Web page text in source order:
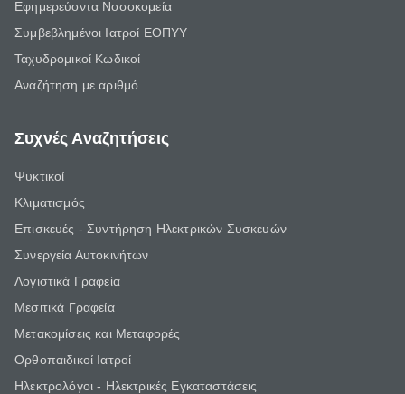
Εφημερεύοντα Νοσοκομεία
Συμβεβλημένοι Ιατροί ΕΟΠΥΥ
Ταχυδρομικοί Κωδικοί
Αναζήτηση με αριθμό
Συχνές Αναζητήσεις
Ψυκτικοί
Κλιματισμός
Επισκευές - Συντήρηση Ηλεκτρικών Συσκευών
Συνεργεία Αυτοκινήτων
Λογιστικά Γραφεία
Μεσιτικά Γραφεία
Μετακομίσεις και Μεταφορές
Ορθοπαιδικοί Ιατροί
Ηλεκτρολόγοι - Ηλεκτρικές Εγκαταστάσεις